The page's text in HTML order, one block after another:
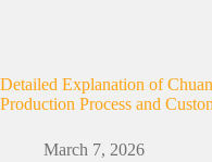
Detailed Explanation of
Production Process and
March 7, 2026